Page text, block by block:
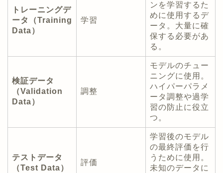
トレーニングデ
ータ（Training
Data）
学習
ンを学習するた
めに使用するデ
ータ。大量に確
保する必要があ
る。
検証データ
（Validation
Data）
調整
モデルのチュー
ニングに使用。
ハイパーパラメ
ータ調整や過学
習の防止に役立
つ。
テストデータ
（Test Data）
評価
学習後のモデル
の最終評価を行
うために使用。
未知のデータに